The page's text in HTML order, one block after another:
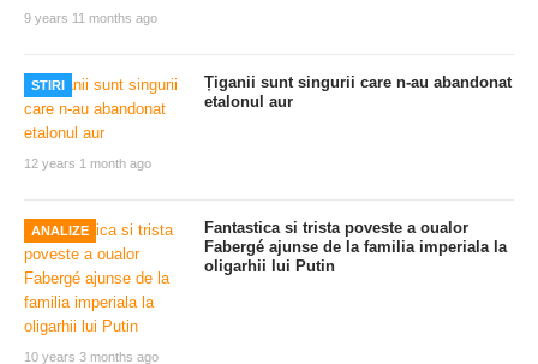
9 years 11 months ago
STIRI
12 years 1 month ago
Țiganii sunt singurii care n-au abandonat
etalonul aur
ANALIZE
10 years 3 months ago
Fantastica si trista poveste a oualor
Fabergé ajunse de la familia imperiala la
oligarhii lui Putin